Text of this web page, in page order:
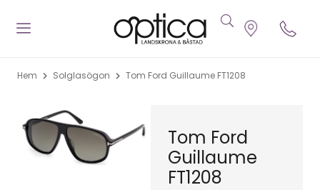
Hem Solglasögon Tom Ford Guillaume FT1208
Tom Ford
Guillaume
FT1208